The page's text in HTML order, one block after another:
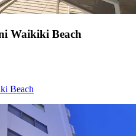
Waikiki Beach
Beach